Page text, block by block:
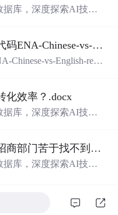
据库，深度探索AI技术
动科技创新与产业创新认知网络分析的网站平替代码ENA-Chinese-vs-English-reproducible.zip
vs-English-repro
化效率？.docx
据库，深度探索AI技术
科技创新与产业创新产业招商如何精准匹配？招商部门苦于找不到符合产业链补链强链方向的目标企业怎么办？.docx
据库，深度探索AI技术
动科技创新与产业创新